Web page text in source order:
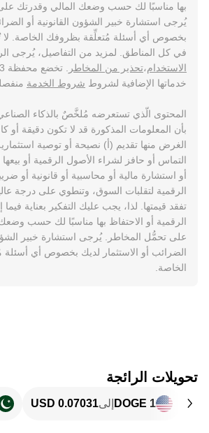
بها مناسبًا لك حسب وضعك المالي وقدرتك
يُرجى استشارة خبير الشؤون القانونية أو
بخصوص أي أسئلة مُتعلِّقة بظروفك الخاصة. لا
في كل المناطق. لمزيد من التفاصيل، يُرجى
الاستخدام،تحذير من المخاطر
خدماتها الإضافية لشروط شروط الخدمة
المحتوى الّذي تستعرضه مُلخَّصٌ بالذكاء
بأن المعلومات المذكورة قد لا تكون دقيقة أو
الغرض منها تقديم (أ) نصيحة أو توصية
التماس أو حافز لشراء الأصول الرقمية أو بيعها
أو استشارة مالية أو محاسبية أو قانونية أو
الرقمية لتقلبات السوق، وتنطوي على درجة
تفقد قيمتها. لذا، يجب عليك التفكير بعناية
الرقمية أو الاحتفاظ بها مناسبًا لك حسب
على تحمُّل المخاطر. يُرجى استشارة خبير
الضرائب أو الاستثمار لديك بخصوص أي
الخاصة.
تحويلات الرائجة
1 DOGE إلى